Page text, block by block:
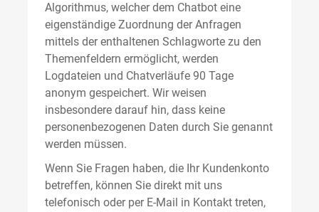
Algorithmus, welcher dem Chatbot eine
eigenständige Zuordnung der Anfragen
mittels der enthaltenen Schlagworte zu den
Themenfeldern ermöglicht, werden
Logdateien und Chatverläufe 90 Tage
anonym gespeichert. Wir weisen
insbesondere darauf hin, dass keine
personenbezogenen Daten durch Sie genannt
werden müssen.
Wenn Sie Fragen haben, die Ihr Kundenkonto
betreffen, können Sie direkt mit uns
telefonisch oder per E-Mail in Kontakt treten,